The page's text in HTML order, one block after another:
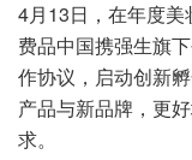
4月13日，在年度
费品中国携强生旗
作协议，启动创新
产品与新品牌，更
求。